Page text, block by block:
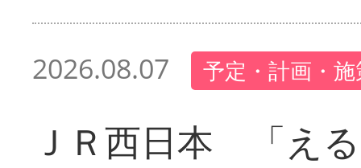
2026.08.07 予定・計画・
ＪＲ西日本 「え